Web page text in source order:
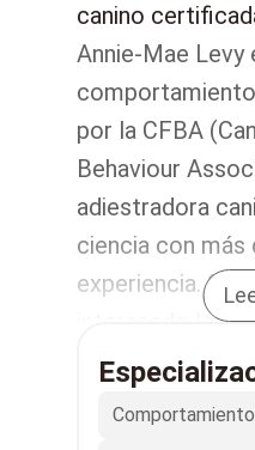
canino
Annie-Mae Levy
por la CFBA
Behaviour
adiestradora
ciencia con más
experiencia.
interesado los
vínculo especial